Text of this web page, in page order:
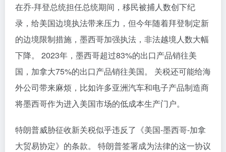
在乔-拜登总统担任总统期间，移民被捕人数创下纪
录，给美国边境执法带来压力，但今年随着拜登制定新
的边境限制措施，墨西哥加强执法，非法越境人数大幅
下降。 2023年，墨西哥超过83%的出口产品销往美
国，加拿大75%的出口产品销往美国。 关税还可能给海
外公司带来麻烦，比如许多亚洲汽车和电子产品制造商
将墨西哥作为进入美国市场的低成本生产门户。
特朗普威胁征收新关税似乎违反了《美国-墨西哥-加拿
大贸易协定》的条款。 特朗普签署成为法律的这一协议